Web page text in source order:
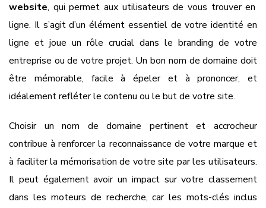
website, qui permet aux utilisateurs de vous trouver en
ligne. Il s’agit d’un élément essentiel de votre identité en
ligne et joue un rôle crucial dans le branding de votre
entreprise ou de votre projet. Un bon nom de domaine doit
être mémorable, facile à épeler et à prononcer, et
idéalement refléter le contenu ou le but de votre site.
Choisir un nom de domaine pertinent et accrocheur
contribue à renforcer la reconnaissance de votre marque et
à faciliter la mémorisation de votre site par les utilisateurs.
Il peut également avoir un impact sur votre classement
dans les moteurs de recherche, car les mots-clés inclus